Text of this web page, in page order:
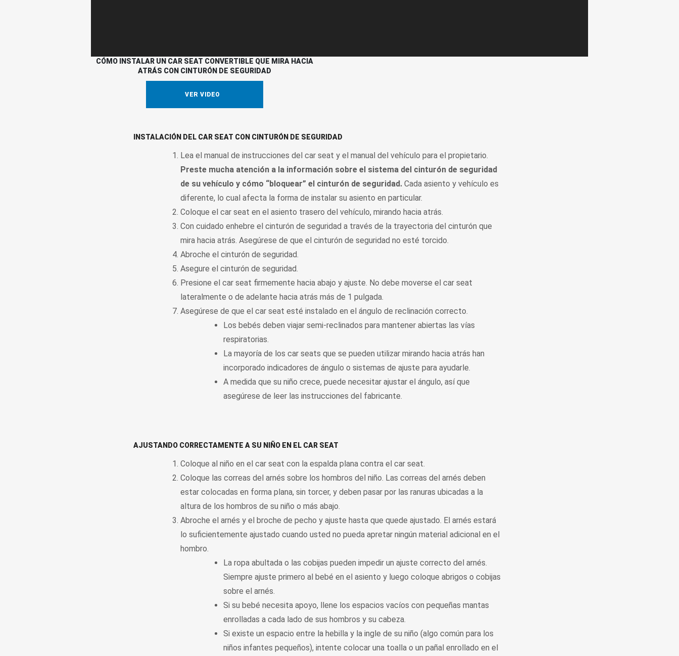
CÓMO INSTALAR UN CAR SEAT CONVERTIBLE QUE MIRA HACIA
ATRÁS CON CINTURÓN DE SEGURIDAD
VER VIDEO
INSTALACIÓN DEL CAR SEAT CON CINTURÓN DE SEGURIDAD
Lea el manual de instrucciones del car seat y el manual del vehículo para el propietario.
Preste mucha atención a la información sobre el sistema del cinturón de seguridad
de su vehículo y cómo “bloquear” el cinturón de seguridad.Cada asiento y vehículo es
diferente, lo cual afecta la forma de instalar su asiento en particular.
Coloque el car seat en el asiento trasero del vehículo, mirando hacia atrás.
Con cuidado enhebre el cinturón de seguridad a través de la trayectoria del cinturón que
mira hacia atrás. Asegúrese de que el cinturón de seguridad no esté torcido.
Abroche el cinturón de seguridad.
Asegure el cinturón de seguridad.
Presione el car seat firmemente hacia abajo y ajuste. No debe moverse el car seat
lateralmente o de adelante hacia atrás más de 1 pulgada.
Asegúrese de que el car seat esté instalado en el ángulo de reclinación correcto.
Los bebés deben viajar semi-reclinados para mantener abiertas las vías
respiratorias.
La mayoría de los car seats que se pueden utilizar mirando hacia atrás han
incorporado indicadores de ángulo o sistemas de ajuste para ayudarle.
A medida que su niño crece, puede necesitar ajustar el ángulo, así que
asegúrese de leer las instrucciones del fabricante.
AJUSTANDO CORRECTAMENTE A SU NIÑO EN EL CAR SEAT
Coloque al niño en el car seat con la espalda plana contra el car seat.
Coloque las correas del arnés sobre los hombros del niño. Las correas del arnés deben
estar colocadas en forma plana, sin torcer, y deben pasar por las ranuras ubicadas a la
altura de los hombros de su niño o más abajo.
Abroche el arnés y el broche de pecho y ajuste hasta que quede ajustado. El arnés estará
lo suficientemente ajustado cuando usted no pueda apretar ningún material adicional en el
hombro.
La ropa abultada o las cobijas pueden impedir un ajuste correcto del arnés.
Siempre ajuste primero al bebé en el asiento y luego coloque abrigos o cobijas
sobre el arnés.
Si su bebé necesita apoyo, llene los espacios vacíos con pequeñas mantas
enrolladas a cada lado de sus hombros y su cabeza.
Si existe un espacio entre la hebilla y la ingle de su niño (algo común para los
niños infantes pequeños), intente colocar una toalla o un pañal enrollado en el